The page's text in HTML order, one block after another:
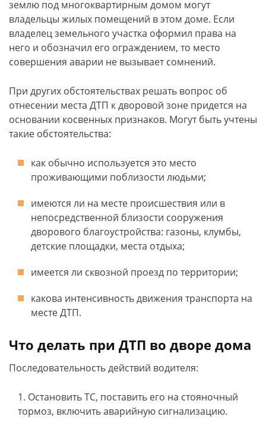
землю под многоквартирным домом могут
владельцы жилых помещений в этом доме. Если
владелец земельного участка оформил права на
него и обозначил его ограждением, то место
совершения аварии не вызывает сомнений.
При других обстоятельствах решать вопрос об
отнесении места ДТП к дворовой зоне придется на
основании косвенных признаков. Могут быть учтены
такие обстоятельства:
как обычно используется это место
проживающими поблизости людьми;
имеются ли на месте происшествия или в
непосредственной близости сооружения
дворового благоустройства: газоны, клумбы,
детские площадки, места отдыха;
имеется ли сквозной проезд по территории;
какова интенсивность движения транспорта на
месте ДТП.
Что делать при ДТП во дворе дома
Последовательность действий водителя:
Остановить ТС, поставить его на стояночный
тормоз, включить аварийную сигнализацию.